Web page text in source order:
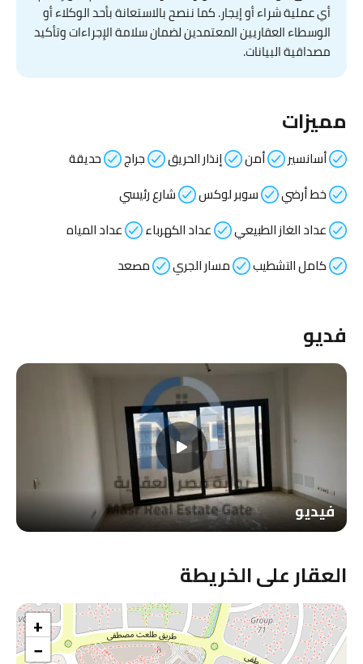
أي عملية شراء أو إيجار. كما ننصح بالاستعانة بأحد الوكلاء أو
الوسطاء العقاريين المعتمدين لضمان سلامة الإجراءات وتأكيد
مصداقية البيانات.
مميزات
أسانسير أمن إنذار الحريق جراج
حديقة
خط أرضي
سوبر لوكس
شارع رئيسي
عداد الغاز الطبيعي
عداد الكهرباء
عداد المياه
كامل التشطيب
مسار الجري مصعد
فديو
فيديو
العقار على الخريطة
+
−